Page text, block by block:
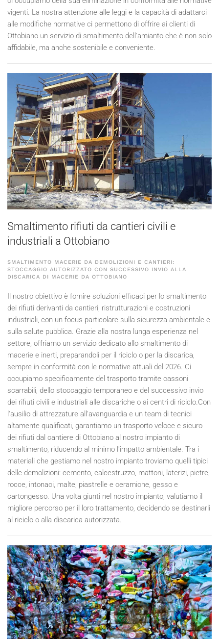
vigenti. La nostra attenzione alle leggi e la capacità di adattarci
alle modifiche normative ci permettono di offrire ai clienti di
Ottobiano un servizio di smaltimento dell'amianto che è non solo
affidabile, ma anche sostenibile e conveniente.
Smaltimento rifiuti da cantieri civili e
industriali a Ottobiano
SMALTIMENTO MACERIE DA DEMOLIZIONI E CANTIERI:
STOCCAGGIO AUTORIZZATO CON SUCCESSIVO INVIO ALLA
DISCARICA DI MACERIE DA OTTOBIANO
Il nostro obiettivo è fornire soluzioni efficaci per lo smaltimento
dei rifiuti derivanti da cantieri, ristrutturazioni e costruzioni
industriali, con un focus particolare sulla sicurezza ambientale e
sulla salute pubblica. Grazie alla nostra lunga esperienza nel
settore, offriamo un servizio dedicato allo smaltimento di
macerie e inerti, preparandoli per il riciclo o per la discarica,
sempre in conformità con le normative attuali del 2026. Ci
occupiamo specificamente del trasporto tramite cassoni
scarrabili, dello stoccaggio temporaneo e del successivo invio
dei rifiuti civili e industriali alle discariche o ai centri di riciclo.Con
l'ausilio di attrezzature all'avanguardia e un team di tecnici
altamente qualificati, garantiamo un trasporto veloce e sicuro
dei rifiuti dal cantiere di Ottobiano al nostro impianto di
smaltimento, riducendo al minimo l'impatto ambientale. Tra i
materiali che gestiamo nel nostro impianto troviamo quelli tipici
delle demolizioni: cemento, calcestruzzo, mattoni, laterizi, pietre,
rocce, intonaci, malte, piastrelle e ceramiche, gesso e
cartongesso. Una volta giunti nel nostro impianto, valutiamo il
migliore percorso per il loro trattamento, decidendo se destinarli
al riciclo o alla discarica autorizzata.